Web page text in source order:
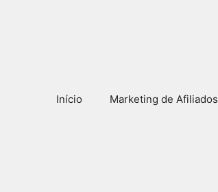
Início Marketing de Afiliados